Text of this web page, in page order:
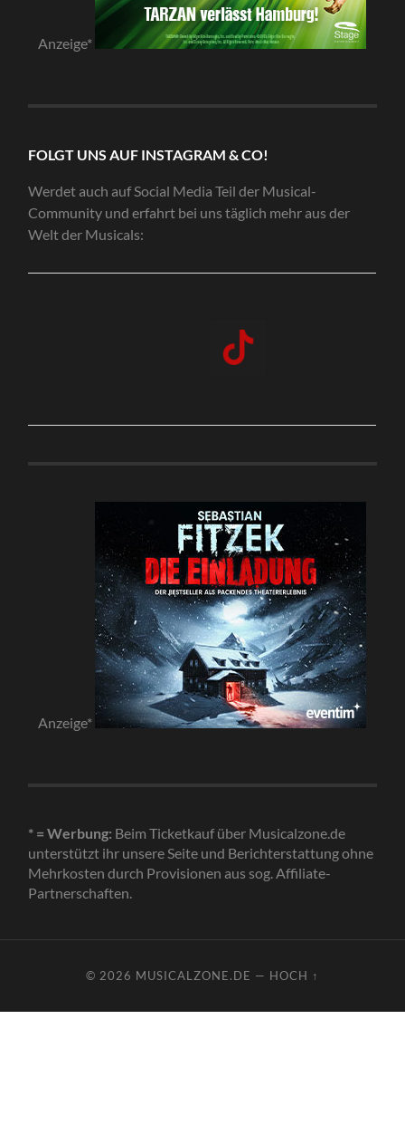
Anzeige*
FOLGT UNS AUF INSTAGRAM & CO!
Werdet auch auf Social Media Teil der Musical-
Community und erfahrt bei uns täglich mehr aus der
Welt der Musicals:
Anzeige*
* = Werbung: Beim Ticketkauf über Musicalzone.de
unterstützt ihr unsere Seite und Berichterstattung ohne
Mehrkosten durch Provisionen aus sog. Affiliate-
Partnerschaften.
© 2026 MUSICALZONE.DE — HOCH ↑